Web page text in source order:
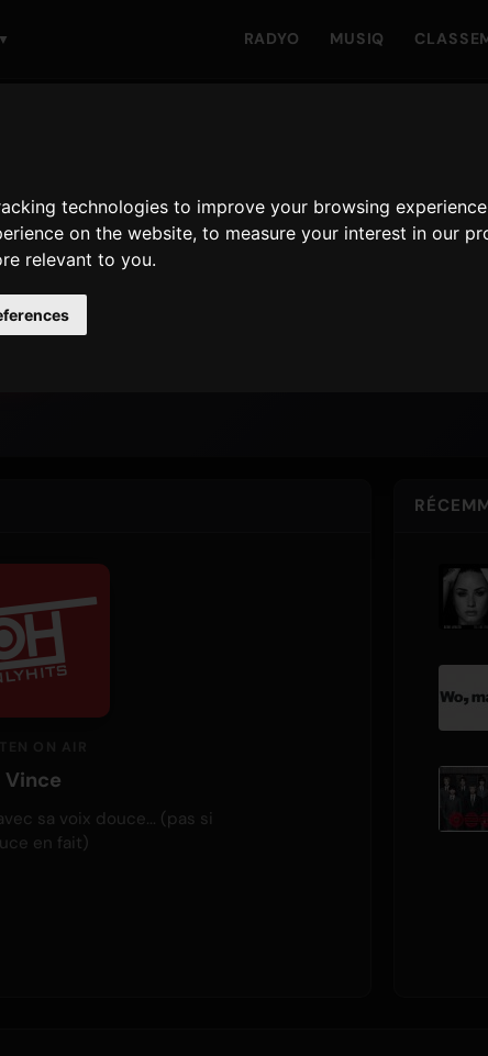
technologies to improve your browsing
on the website,to measure your interest in our
relevant to you.
▼ RADYO MUSIQ
Favorite Hit Music
Vince
sa voix douce... (pas si
en fait)